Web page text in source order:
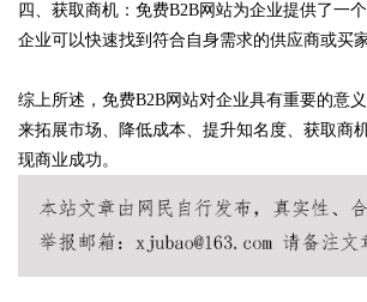
d
四、获取商机：免费B2B网站为企业提供了一
企业可以快速找到符合自身需求的供应商或买
综上所述，免费B2B网站对企业具有重要的意
来拓展市场、降低成本、提升知名度、获取商
现商业成功。